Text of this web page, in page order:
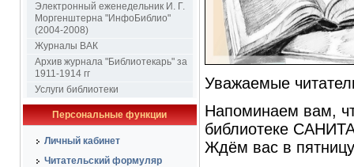
Электронный еженедельник И. Г.
Моргенштерна "ИнфоБиблио"
(2004-2008)
Журналы ВАК
Архив журнала "Библиотекарь" за
1911-1914 гг
Услуги библиотеки
Персональные функции
Личный кабинет
Читательский формуляр
Уважаемые
Напоминаем вам,
библиотеке
Ждём вас в